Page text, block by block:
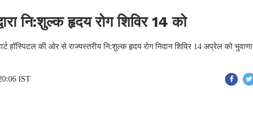
नि:शुल्क हृदय रोग शिविर 14 को
हॉस्पिटल की ओर से राज्यस्तरीय नि:शुल्क हृदय रोग निदान शिविर 14 अप्रेल को भुवाणा
IST